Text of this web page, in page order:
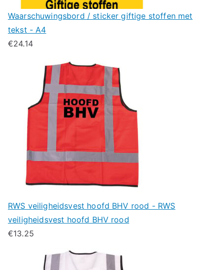
Waarschuwingsbord / sticker giftige stoffen met
tekst - A4
€24.14
RWS veiligheidsvest hoofd BHV rood - RWS
veiligheidsvest hoofd BHV rood
€13.25